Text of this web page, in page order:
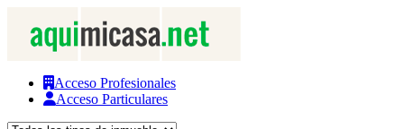
Acceso Profesionales
Acceso Particulares